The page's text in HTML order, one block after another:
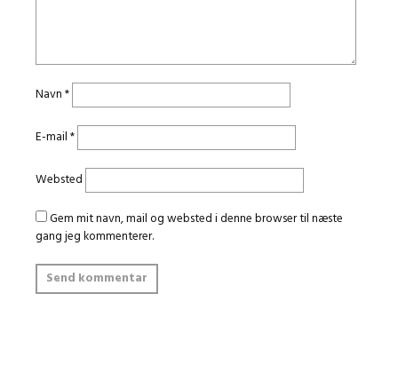
Navn*
E-mail*
Websted
Gem mit navn, mail og websted i denne browser til næste
gang jeg kommenterer.